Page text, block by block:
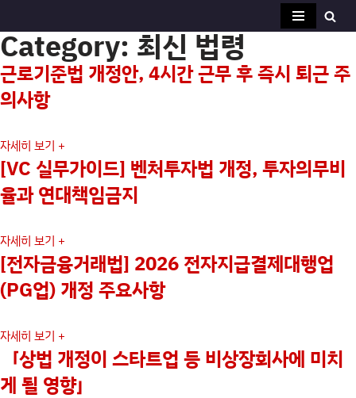
콘
텐
츠
로
너
뛰
기
Category: 최신 법령
근로기준법 개정안, 4시간 근무 후 즉시 퇴근 주
의사항
자세히 보기 +
[VC 실무가이드] 벤처투자법 개정, 투자의무비
율과 연대책임금지
자세히 보기 +
[전자금융거래법] 2026 전자지급결제대행업
(PG업) 개정 주요사항
자세히 보기 +
「상법 개정이 스타트업 등 비상장회사에 미치
게 될 영향」